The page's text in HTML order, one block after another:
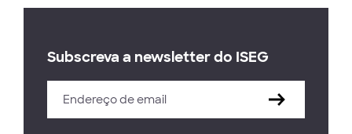
Subscreva a newsletter do ISEG